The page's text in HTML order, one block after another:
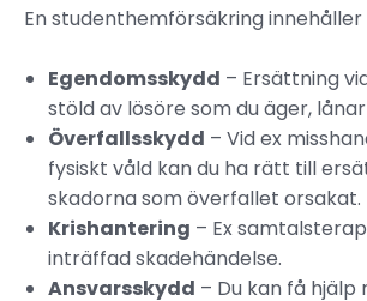
En studenthemförsäkring
Egendomsskydd – Ersättning
stöld av lösöre som du äger,
Överfallsskydd – Vid ex
fysiskt våld kan du ha rätt till
skadorna som överfallet orsakat.
Krishantering – Ex
inträffad skadehändelse.
Ansvarsskydd – Du kan få hjälp